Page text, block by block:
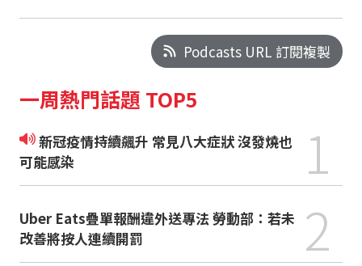
Podcasts URL 訂閱複製
一周熱門話題 TOP5
新冠疫情持續飆升 常見八大症狀 沒發燒也
可能感染
1
Uber Eats疊單報酬違外送專法 勞動部：若未
改善將按人連續開罰
2